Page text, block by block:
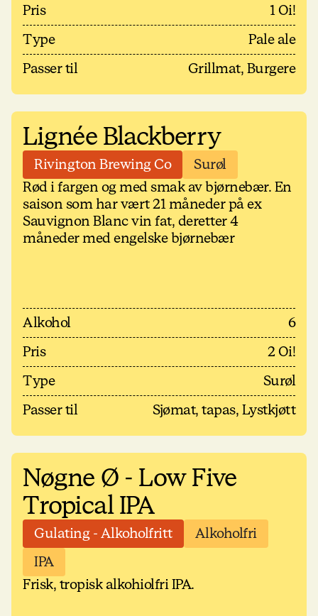
Pris
1 Oi!
Type
Pale ale
Passer til
Grillmat, Burgere
Lignée Blackberry
Rivington Brewing Co
Surøl
Rød i fargen og med smak av bjørnebær. En
saison som har vært 21 måneder på ex
Sauvignon Blanc vin fat, deretter 4
måneder med engelske bjørnebær
Alkohol
6
Pris
2 Oi!
Type
Surøl
Passer til
Sjømat, tapas, Lystkjøtt
Nøgne Ø - Low Five
Tropical IPA
Gulating - Alkoholfritt
Alkoholfri
IPA
Frisk, tropisk alkohiolfri IPA.